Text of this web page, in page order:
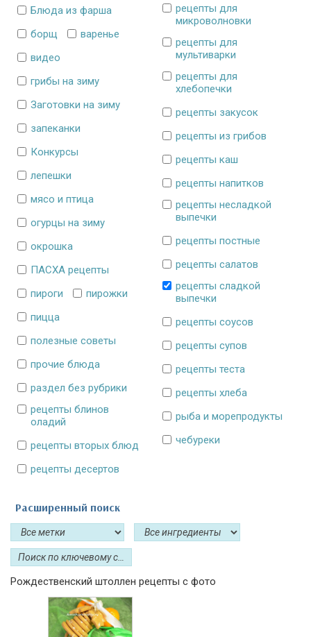
Блюда из фарша
борщ
варенье
видео
грибы на зиму
Заготовки на зиму
запеканки
Конкурсы
лепешки
мясо и птица
огурцы на зиму
окрошка
ПАСХА рецепты
пироги
пирожки
пицца
полезные советы
прочие блюда
раздел без рубрики
рецепты блинов
оладий
рецепты вторых блюд
рецепты десертов
рецепты для
микроволновки
рецепты для
мультиварки
рецепты для
хлебопечки
рецепты закусок
рецепты из грибов
рецепты каш
рецепты напитков
рецепты несладкой
выпечки
рецепты постные
рецепты салатов
рецепты сладкой
выпечки
рецепты соусов
рецепты супов
рецепты теста
рецепты хлеба
рыба и морепродукты
чебуреки
Расширенный поиск
Рождественский штоллен рецепты с фото